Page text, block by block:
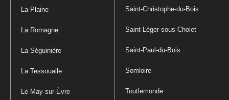
La Plaine
La Romagne
La Séguinière
La Tessoualle
Le May-sur-Èvre
Saint-Christophe-du-Bois
Saint-Léger-sous-Cholet
Saint-Paul-du-Bois
Somloire
Toutlemonde